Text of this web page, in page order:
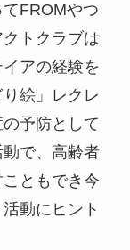
FROMやつ
トクラブは
アの経験を
絵」レクレ
予防として
で、高齢者
ともでき今
動にヒント